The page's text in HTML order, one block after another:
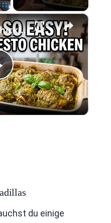
×
Baked Basil Chicken
du einige